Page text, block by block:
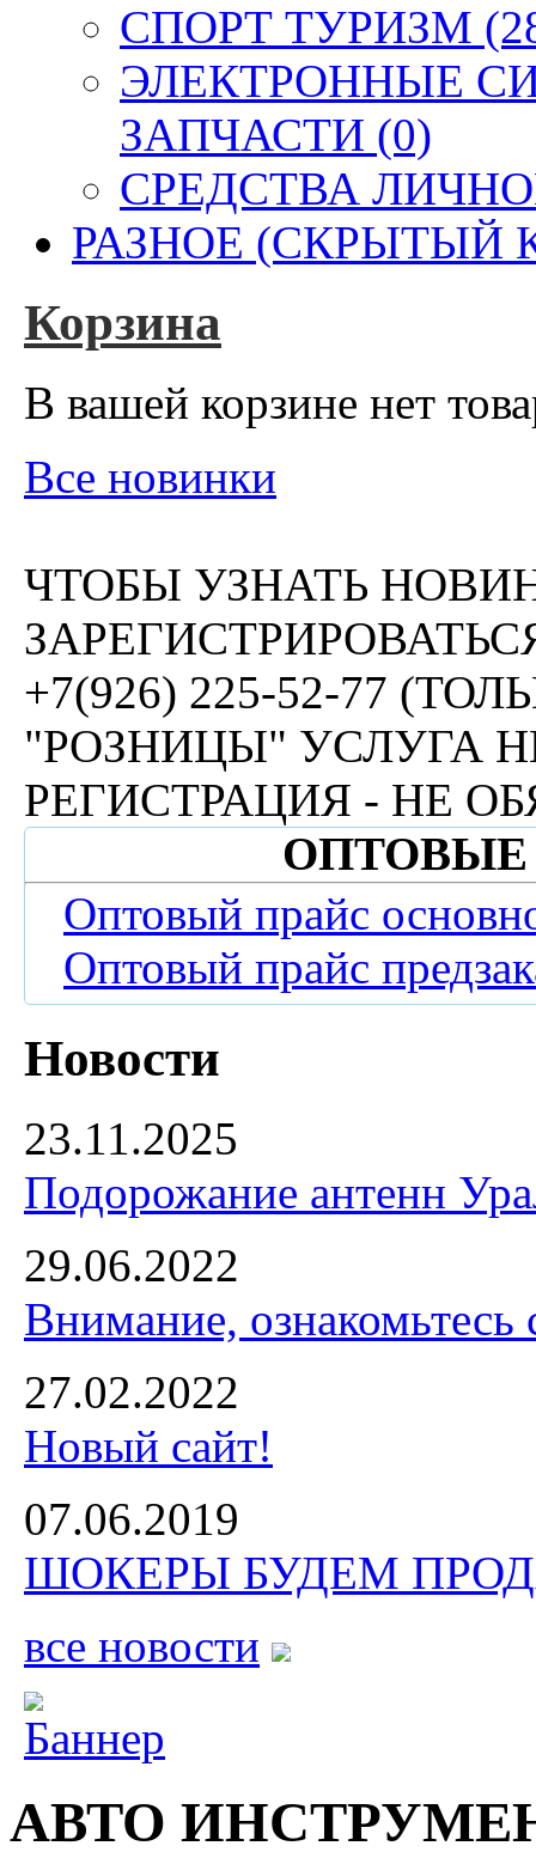
СПОРТ ТУРИЗМ
ЭЛЕКТРОННЫЕ
ЗАПЧАСТИ (0)
СРЕДСТВА
РАЗНОЕ (СКРЫТЫЙ
Корзина
В вашей корзине нет
Все новинки
ЧТОБЫ УЗНАТЬ
+7(926) 225-52-77
"РОЗНИЦЫ" УСЛУГА
РЕГИСТРАЦИЯ - НЕ
Оптовый прайс
Оптовый прайс
Новости
23.11.2025
Подорожание антенн
29.06.2022
Внимание,
27.02.2022
Новый сайт!
07.06.2019
ШОКЕРЫ БУДЕМ
все новости
АВТО